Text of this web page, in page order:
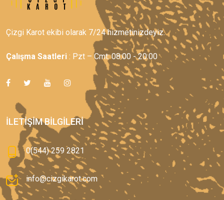
Çizgi Karot ekibi olarak 7/24 hizmetinizdeyiz.
Çalışma Saatleri : Pzt – Cmt: 08:00 - 20:00
İLETIŞIM BILGILERI
0(544) 259 2821
info@cizgikarot.com